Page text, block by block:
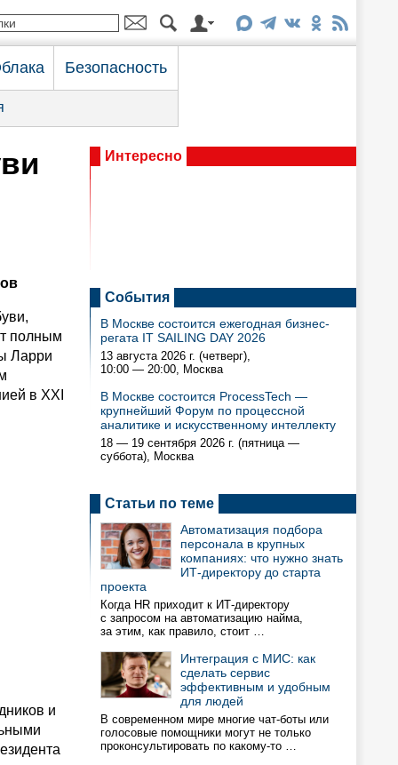
Безопасность
полным
Ларри
в XXI
и
Интересно
События
В Москве состоится ежегодная бизнес-
регата IT SAILING DAY 2026
13 августа 2026 г. (четверг),
10:00 — 20:00, Москва
В Москве состоится ProcessTech —
крупнейший Форум по процессной
аналитике и искусственному интеллекту
18 — 19 сентября 2026 г. (пятница —
суббота), Москва
Статьи по теме
Автоматизация подбора
персонала в крупных
компаниях: что нужно знать
ИТ-директору до старта
проекта
Когда HR приходит к ИТ-директору
с запросом на автоматизацию найма,
за этим, как правило, стоит …
Интеграция с МИС: как
сделать сервис
эффективным и удобным
для людей
В современном мире многие чат-боты или
голосовые помощники могут не только
проконсультировать по какому-то …